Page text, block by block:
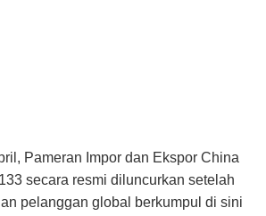
Pameran Impor dan Ekspor China
secara resmi diluncurkan setelah
pelanggan global berkumpul di sini